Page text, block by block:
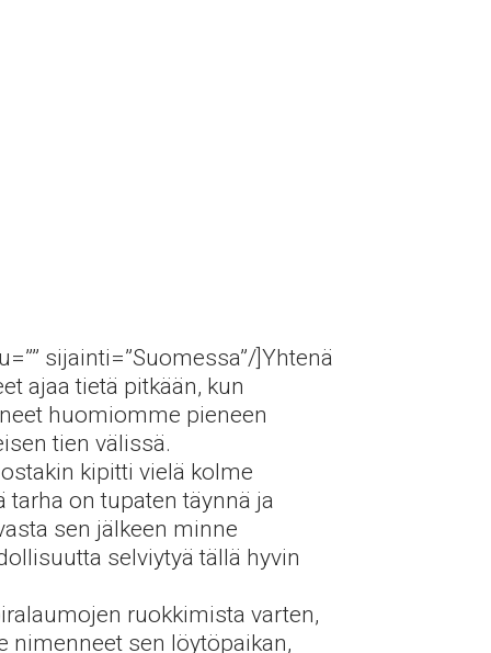
sijainti=”Suomessa”/]Yhtenä
ajaa tietä pitkään, kun
huomiomme pieneen
tien välissä.
kipitti vielä kolme
on tupaten täynnä ja
sen jälkeen minne
selviytyä tällä hyvin
ruokkimista varten,
nimenneet sen löytöpaikan,